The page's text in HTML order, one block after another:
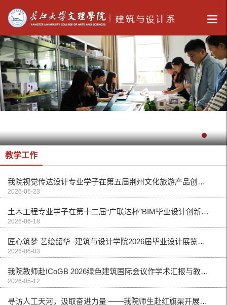
教学工作
我院视觉传达设计专业学子在第五届荆州文化旅游产品创新创意设计大赛中荣获银奖
2026-06-23
土木工程专业学子在第十二届“广联达杯”BIM毕业设计创新大赛中获佳绩
2026-06-18
匠心筑梦 艺绘韶华 -建筑与设计学院2026届毕业设计展览开幕
2026-06-03
我院教师赴ICoGB 2026绿色建筑国际会议作学术汇报与教学建设交流
2026-05-12
寻访人工天河，汲取奋进力量 ——我院师生赴红旗渠开展红色教育主题采风活动